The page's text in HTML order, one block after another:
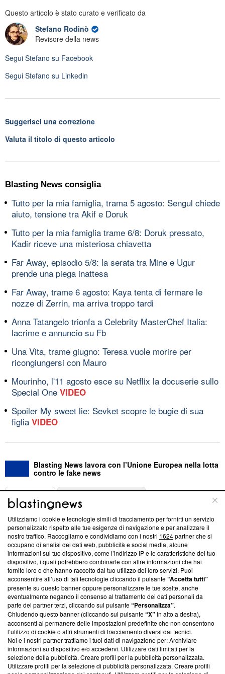
Questo articolo è stato curato e verificato da
Stefano Rodinò
Revisore della news
Segui Stefano su Facebook
Segui Stefano su Linkedin
Suggerisci una correzione
Valuta il titolo di questo articolo
Blasting News consiglia
Tutto per la mia famiglia, trama 5 agosto: Sengul chiede
aiuto, tensione tra Akif e Doruk
Tutto per la mia famiglia trame 6/8: Doruk pressato,
Kadir riceve una misteriosa chiavetta
Far Away, episodio 5/8: la serata tra Mine e Ugur
prende una piega inattesa
Far Away, trame 6 agosto: Kaya tenta di fermare le
nozze di Zerrin, ma arriva troppo tardi
Anna Tatangelo trionfa a Celebrity MasterChef Italia:
lacrime e annuncio su Fb
Una Vita, trame giugno: Teresa vuole morire per
ricongiungersi con Mauro
Mourinho, l'11 agosto esce su Netflix la docuserie sullo
Special One VIDEO
Spoiler My sweet lie: Sevket scopre le bugie di sua
figlia VIDEO
Blasting News lavora con l’Unione Europea nella lotta
contro le fake news
ABOUT
Questa sezione offre informazioni trasparenti su Blasting
News, sui nostri processi editoriali e su come ci impegniamo a
creare news di qualità. Inoltre, afferma la nostra aderenza a
‘Trust Project - News with Integrity’Blasting News non è
ancora membro del programma, ma ha richiesto di farne
parte; Trust Project non ha ancora effettuato una verifica di
conformità agli standard.
Su di noi
Team editoriale
Corporate
Redazione
Utilizziamo i cookie e tecnologie simili di tracciamento per fornirti un servizio
personalizzato rispetto alle tue esigenze di navigazione e per analizzare il
nostro traffico. Raccogliamo e condividiamo con i nostri 1624partner che si
occupano di analisi dei dati web, pubblicità e social media, alcune
informazioni sul tuo dispositivo, come l’indirizzo IP e le caratteristiche del tuo
dispositivo, i quali potrebbero combinarle con altre informazioni che hai
fornito loro o che hanno raccolto dal tuo utilizzo dei loro servizi. Puoi
acconsentire all’uso di tali tecnologie cliccando il pulsante“Accetta tutti”
presente su questo banner oppure personalizzare le tue scelte, anche
eventualmente negando il consenso al trattamento dei dati personali da
parte dei partner terzi, cliccando sul pulsante“Personalizza”.
Chiudendo questo banner (cliccando sul pulsante“X”in alto a destra),
acconsenti al permanere delle impostazioni predefinite che non consentono
l’utilizzo di cookie o altri strumenti di tracciamento diversi dai tecnici.
Noi e i nostri partner trattiamo i tuoi dati di navigazione per: Archiviare
informazioni su dispositivo e/o accedervi. Utilizzare dati limitati per la
selezione della pubblicità. Creare profili per la pubblicità personalizzata.
Utilizzare profili per la selezione di pubblicità personalizzata. Creare profili